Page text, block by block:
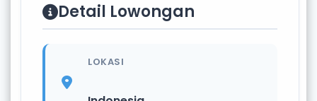
Detail Lowongan
LOKASI